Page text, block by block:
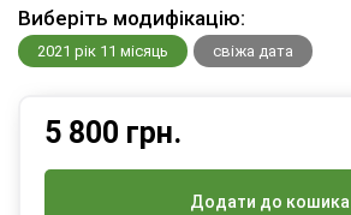
5 800 грн.
Додати до кошика
Виберіть модифікацію:
2021 рік 11 місяць свіжа дата